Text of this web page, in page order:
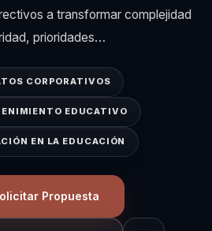
a transformar complejidad
prioridades…
CORPORATIVOS
EDUCATIVO
EN LA EDUCACIÓN
Propuesta